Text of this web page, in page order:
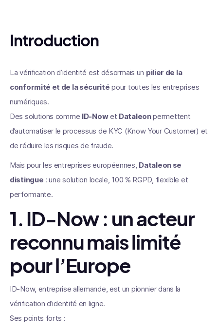
Introduction
La vérification d’identité est désormais un pilier de la
conformité et de la sécurité pour toutes les entreprises
numériques.
Des solutions comme ID-Nowet Dataleonpermettent
d’automatiser le processus de KYC (Know Your Customer) et
de réduire les risques de fraude.
Mais pour les entreprises européennes, Dataleon se
distingue : une solution locale, 100 % RGPD, flexible et
performante.
1. ID-Now : un acteur
reconnu mais limité
pour l’Europe
ID-Now, entreprise allemande, est un pionnier dans la
vérification d’identité en ligne.
Ses points forts :